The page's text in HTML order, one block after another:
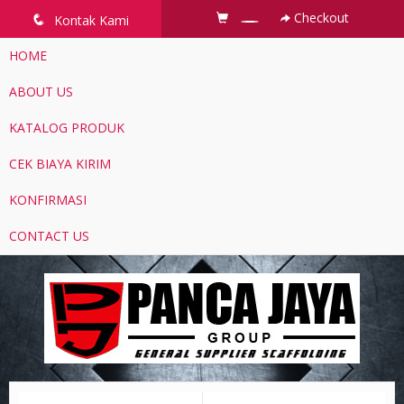
q Kontak Kami Checkout
HOME
ABOUT US
KATALOG PRODUK
CEK BIAYA KIRIM
KONFIRMASI
CONTACT US